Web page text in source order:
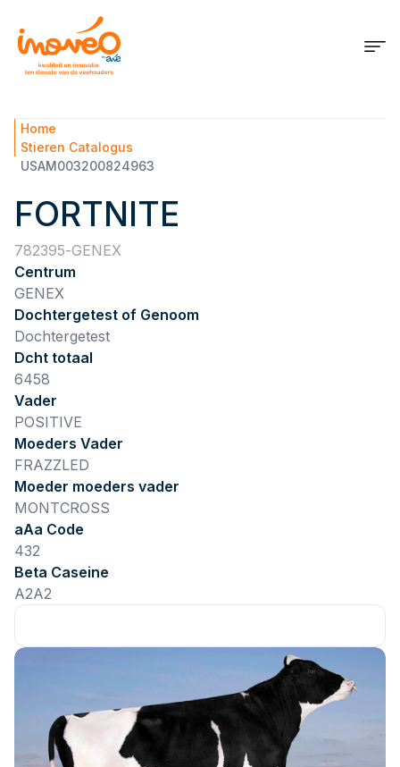
Home
Stieren Catalogus
USAM003200824963
FORTNITE
782395 GENEX
Centrum
GENEX
Dochtergetest of Genoom
Dochtergetest
Dcht totaal
6458
Vader
POSITIVE
Moeders Vader
FRAZZLED
Moeder moeders vader
MONTCROSS
aAa Code
432
Beta Caseine
A2A2